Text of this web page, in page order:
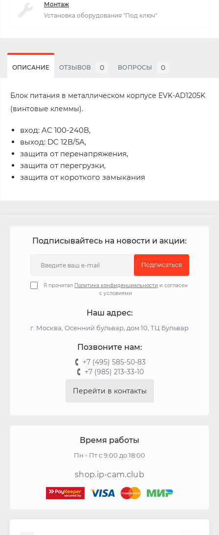
Монтаж
Установка оборудования "Под ключ"
ОПИСАНИЕ ОТЗЫВОВ 0 ВОПРОСЫ 0
Блок питания в металлическом корпусе EVK-AD1205K
(винтовые клеммы).
вход: AC 100-240В,
выход: DC 12В/5А,
защита от перенапряжения,
защита от перегрузки,
защита от короткого замыкания
Подписывайтесь на новости и акции:
Подписаться
Я прочитал Политика конфиденциальности и согласен
с условиями
Наш адрес:
г. Москва, Осенний бульвар, дом 10, ТЦ Бульвар
Позвоните нам:
+7 (495) 585-50-83
+7 (985) 213-33-10
Перейти в контакты
Время работы
Пн - Пт с 9:00 до 18:00
shop.ip-cam.club